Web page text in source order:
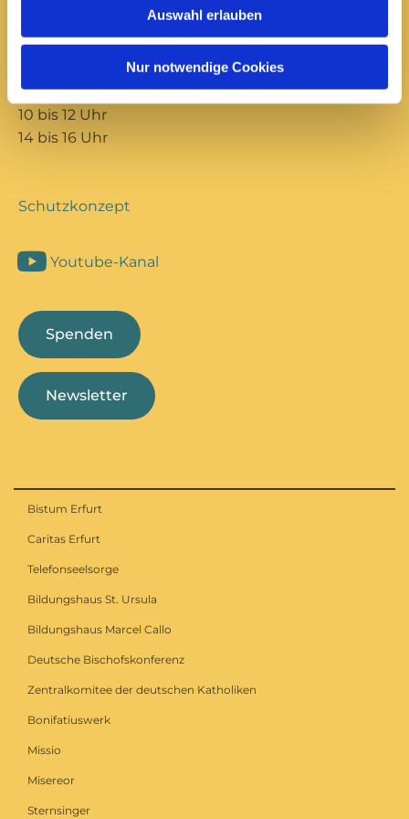
Auswahl erlauben
Nur notwendige Cookies
14 bis 18 Uhr
Dienstag
10 bis 12 Uhr
14 bis 16 Uhr
Schutzkonzept
Youtube-Kanal
Spenden
Newsletter
Bistum Erfurt
Caritas Erfurt
Telefonseelsorge
Bildungshaus St. Ursula
Bildungshaus Marcel Callo
Deutsche Bischofskonferenz
Zentralkomitee der deutschen Katholiken
Bonifatiuswerk
Missio
Misereor
Sternsinger